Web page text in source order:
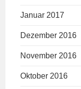
Januar 2017
Dezember 2016
November 2016
Oktober 2016